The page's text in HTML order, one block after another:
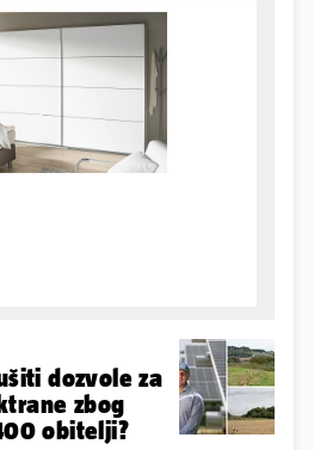
dozvole za
zbog
obitelji?